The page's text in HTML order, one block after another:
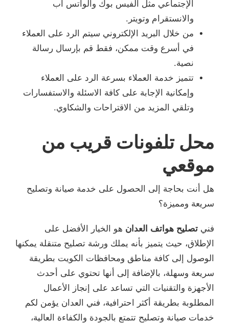
الإجتماعي مثل الفيس بوك والواتس اب
والانستقرام وتويتر.
من خلال البريد الإلكتروني سيتم الرد على العملاء
في أسرع وقت ممكن، فقط قم بإرسال رسالة
نصية.
تتميز خدمة العملاء بسرعة الرد على العملاء
وإمكانية الإجابة على كافة الاسئلة والاستفسارات
وتلقي المزيد من الاقتراحات والشكاوي.
محل تلفونات قريب من
موقعي
هل أنت بحاجة إلى الحصول على خدمة صيانة وتصليح
سريعة ومميزة؟
فني تصليح هواتف العدان هو الخيار الأفضل على
الإطلاق، حيث يتميز بأنه يملك ورشة تصليح متنقلة يمكنها
الوصول إلى كافة مناطق ومحافظات الكويت بطريقة
سريعة وسهلة، بالإضافة إلى أنها تحتوي على أحدث
الأجهزة والتقنيات التي تساعد على إنجاز الأعمال
المطلوبة بطريقة أكثر احترافية، فني العدان يؤمن لكم
خدمات صيانة وتصليح تتمتع بالجودة والكفاءة العالية،